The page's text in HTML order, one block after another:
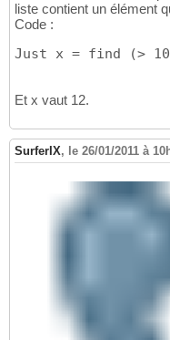
liste contient un élément
Code :
Just x = find (>
Et x vaut 12.
SurferIX, le 26/01/2011 à